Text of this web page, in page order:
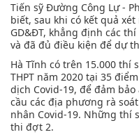
Tiến sỹ Đường Công Lự -
biết, sau khi có kết quả
GD&ĐT, khẳng định các
và đã đủ điều kiện để dự
Hà Tĩnh có trên 15.000 thí
THPT năm 2020 tại 35
dịch Covid-19, để đảm
cầu các địa phương rà
nhân Covid-19. Những thí
thi đợt 2.